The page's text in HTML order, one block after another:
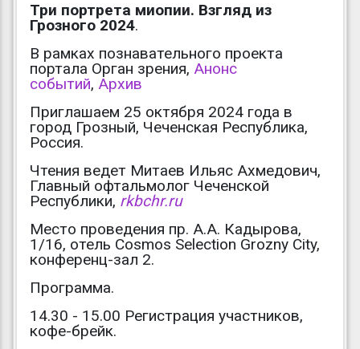
Три портрета миопии. Взгляд из
Грозного 2024.
В рамках познавательного проекта
портала Орган зрения, Анонс
событий, Архив
Приглашаем 25 октября 2024 года в
город Грозный, Чеченская Республика,
Россия.
Чтения ведет Митаев Ильяс Ахмедович,
Главный офтальмолог Чеченской
Республики, rkbchr.ru
Место проведения пр. А.А. Кадырова,
1/16, отель Cosmos Selection Grozny City,
конференц-зал 2.
Программа.
14.30 - 15.00 Регистрация участников,
кофе-брейк.